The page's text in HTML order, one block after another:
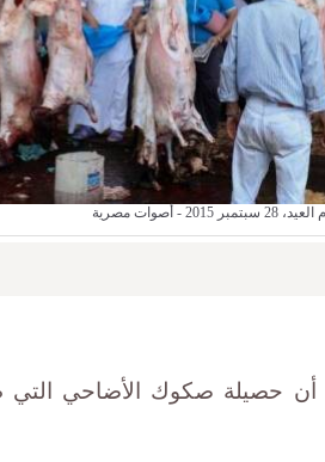
- أصوات مصرية
أن حصيلة صكوك الأضاحي